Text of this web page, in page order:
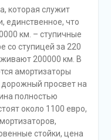
которая служит
единственное, что
км. – ступичные
со ступицей за 220
200000 км. В
амортизаторы
просвет на
полностью
около 1100 евро,
стойки, цена